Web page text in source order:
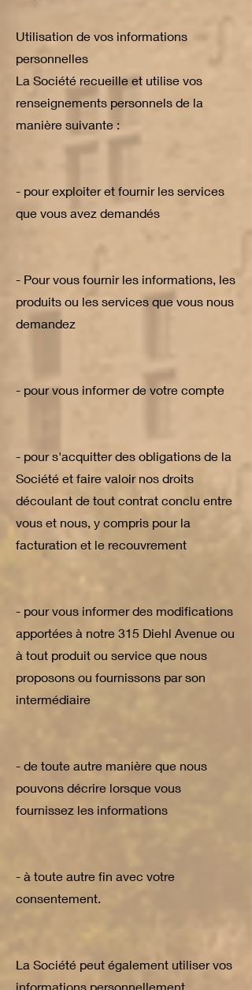
Utilisation de vos informations
personnelles
La Société recueille et utilise vos
renseignements personnels de la
manière suivante :
- pour exploiter et fournir les services
que vous avez demandés
- Pour vous fournir les informations, les
produits ou les services que vous nous
demandez
- pour vous informer de votre compte
- pour s'acquitter des obligations de la
Société et faire valoir nos droits
découlant de tout contrat conclu entre
vous et nous, y compris pour la
facturation et le recouvrement
- pour vous informer des modifications
apportées à notre 315 Diehl Avenue ou
à tout produit ou service que nous
proposons ou fournissons par son
intermédiaire
- de toute autre manière que nous
pouvons décrire lorsque vous
fournissez les informations
- à toute autre fin avec votre
consentement.
La Société peut également utiliser vos
informations personnellement